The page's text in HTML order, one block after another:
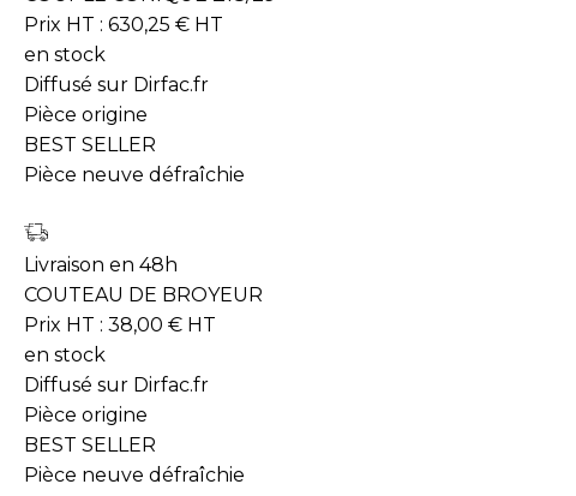
Prix HT : 630,25 € HT
en stock
Diffusé sur Dirfac.fr
Pièce origine
BEST SELLER
Pièce neuve défraîchie
Livraison en 48h
COUTEAU DE BROYEUR
Prix HT : 38,00 € HT
en stock
Diffusé sur Dirfac.fr
Pièce origine
BEST SELLER
Pièce neuve défraîchie